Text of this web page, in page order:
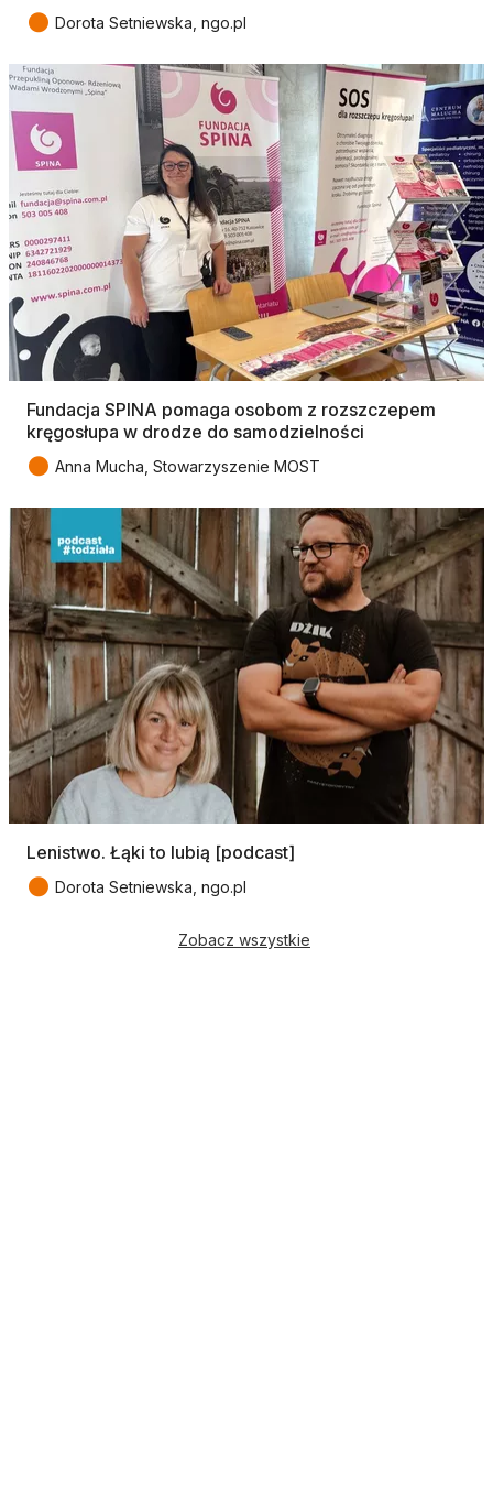
● Dorota Setniewska, ngo.pl
Fundacja SPINA pomaga osobom z rozszczepem
kręgosłupa w drodze do samodzielności
● Anna Mucha, Stowarzyszenie MOST
Lenistwo. Łąki to lubią [podcast]
● Dorota Setniewska, ngo.pl
Zobacz wszystkie